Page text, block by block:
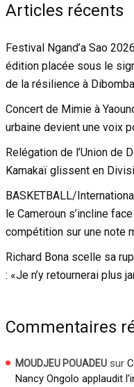
Articles récents
Festival Ngand’a Sao
édition placée sous le
de la résilience à
Concert de Mimie à
urbaine devient une voix
Relégation de l’Union de
Kamakaï glissent en
BASKETBALL/
le Cameroun s’incline
compétition sur une note
Richard Bona scelle sa
: «Je n’y retournerai plus
Commentaires
MOUDJEU POUADEU sur
Nancy Ongolo applaudit